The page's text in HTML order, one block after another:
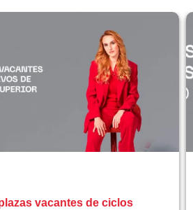
vacantes de ciclos